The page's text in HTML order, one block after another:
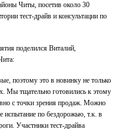
Читы, посетив около 30
тест-драйв и консультации по
поделился Виталий,
поэтому это в новинку не только
Мы тщательно готовились к этому
с точки зрения продаж. Можно
испытание по бездорожью, т.к. в
Участники тест-драйва